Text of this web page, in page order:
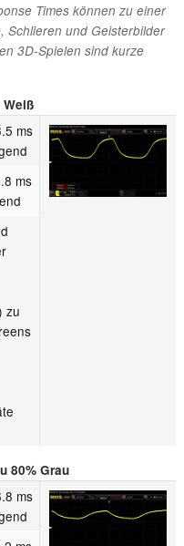
Times können zu einer
Schlieren und Geisterbilder
3D-Spielen sind kurze
ms
ms
zu
80% Grau
ms